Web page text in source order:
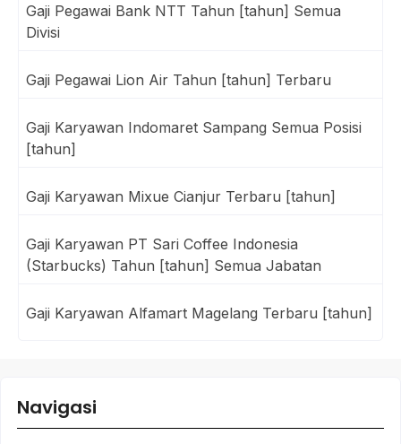
Gaji Pegawai Bank NTT Tahun [tahun] Semua
Divisi
Gaji Pegawai Lion Air Tahun [tahun] Terbaru
Gaji Karyawan Indomaret Sampang Semua Posisi
[tahun]
Gaji Karyawan Mixue Cianjur Terbaru [tahun]
Gaji Karyawan PT Sari Coffee Indonesia
(Starbucks) Tahun [tahun] Semua Jabatan
Gaji Karyawan Alfamart Magelang Terbaru [tahun]
Navigasi